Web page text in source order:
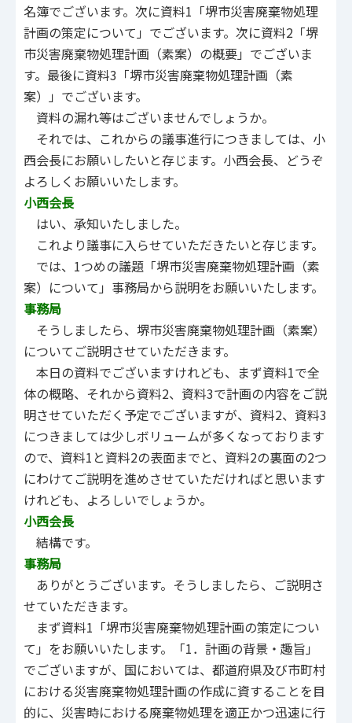
名簿でございます。次に資料1「堺市災害廃棄物処理
計画の策定について」でございます。次に資料2「堺
市災害廃棄物処理計画（素案）の概要」でございま
す。最後に資料3「堺市災害廃棄物処理計画（素
案）」でございます。
資料の漏れ等はございませんでしょうか。
それでは、これからの議事進行につきましては、小
西会長にお願いしたいと存じます。小西会長、どうぞ
よろしくお願いいたします。
小西会長
はい、承知いたしました。
これより議事に入らせていただきたいと存じます。
では、1つめの議題「堺市災害廃棄物処理計画（素
案）について」事務局から説明をお願いいたします。
事務局
そうしましたら、堺市災害廃棄物処理計画（素案）
についてご説明させていただきます。
本日の資料でございますけれども、まず資料1で全
体の概略、それから資料2、資料3で計画の内容をご説
明させていただく予定でございますが、資料2、資料3
につきましては少しボリュームが多くなっております
ので、資料1と資料2の表面までと、資料2の裏面の2つ
にわけてご説明を進めさせていただければと思います
けれども、よろしいでしょうか。
小西会長
結構です。
事務局
ありがとうございます。そうしましたら、ご説明さ
せていただきます。
まず資料1「堺市災害廃棄物処理計画の策定につい
て」をお願いいたします。「1．計画の背景・趣旨」
でございますが、国においては、都道府県及び市町村
における災害廃棄物処理計画の作成に資することを目
的に、災害時における廃棄物処理を適正かつ迅速に行